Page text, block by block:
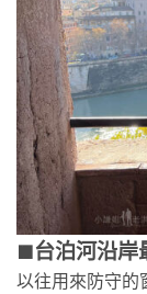
台泊河沿岸
以往用來防守的